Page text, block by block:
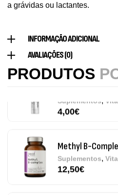
a grávidas ou lactantes.
INFORMAÇÃO ADICIONAL
AVALIAÇÕES (0)
PRODUTOS
Saúde Óssea
Magnesium +
Efervescentes
Suplementos ,
Methyl B-
12,50€